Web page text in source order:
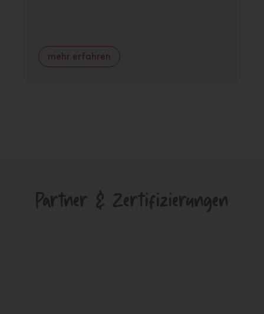
mehr erfahren
Partner & Zertifizierungen